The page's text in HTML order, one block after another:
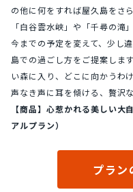
の他に何をすれば屋久島をさ
「白谷雲水峡」や「千尋の滝
今までの予定を変えて、少し
島での過ごし方をご提案しま
い森に入り、どこに向かうわ
声なき声に耳を傾ける、贅沢
【商品】心惹かれる美しい大
アルプラン）
プラン